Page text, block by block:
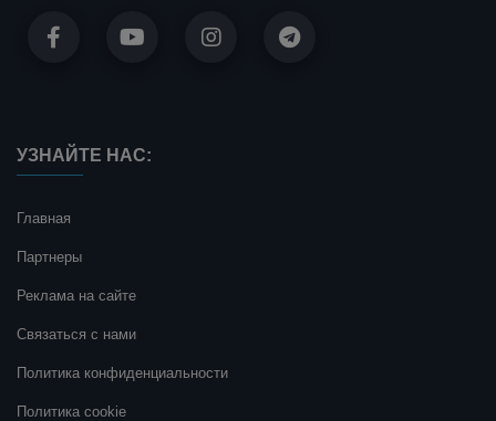
УЗНАЙТЕ НАС:
Главная
Партнеры
Реклама на сайте
Связаться с нами
Политика конфиденциальности
Политика cookie